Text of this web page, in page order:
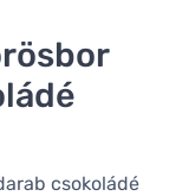
csokoládé